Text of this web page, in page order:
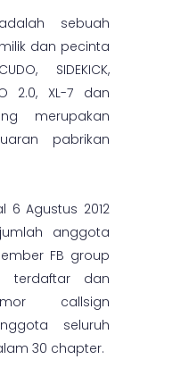
sebuah
dan pecinta
SIDEKICK,
2.0, XL-7 dan
merupakan
pabrikan
6 Agustus 2012
anggota
FB group
terdaftar dan
callsign
seluruh
30 chapter.